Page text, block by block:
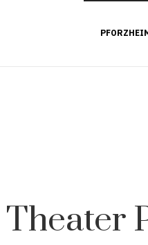
Theater